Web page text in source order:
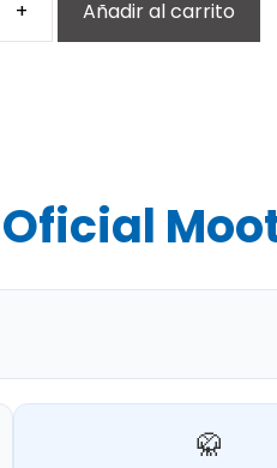
+ Añadir al carrito
🥋